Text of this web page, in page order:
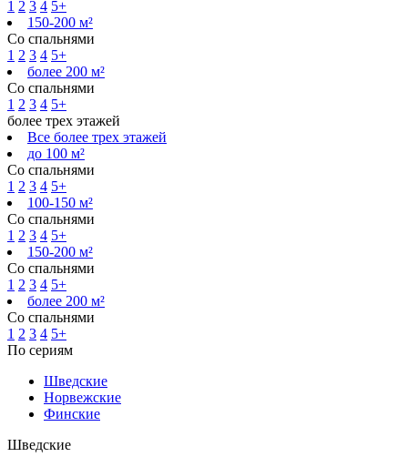
1 2 3 4 5+
150-200 м²
Со спальнями
1 2 3 4 5+
более 200 м²
Со спальнями
1 2 3 4 5+
более трех этажей
Все более трех этажей
до 100 м²
Со спальнями
1 2 3 4 5+
100-150 м²
Со спальнями
1 2 3 4 5+
150-200 м²
Со спальнями
1 2 3 4 5+
более 200 м²
Со спальнями
1 2 3 4 5+
По сериям
Шведские
Норвежские
Финские
Шведские